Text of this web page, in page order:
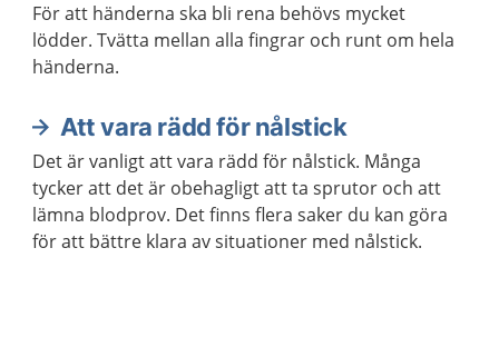
För att händerna ska bli rena behövs mycket
lödder. Tvätta mellan alla fingrar och runt om hela
händerna.
Att vara rädd för nålstick
Det är vanligt att vara rädd för nålstick. Många
tycker att det är obehagligt att ta sprutor och att
lämna blodprov. Det finns flera saker du kan göra
för att bättre klara av situationer med nålstick.